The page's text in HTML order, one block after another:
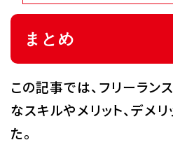
まとめ
この記事では、フリーラン
なスキルやメリット、デメ
た。